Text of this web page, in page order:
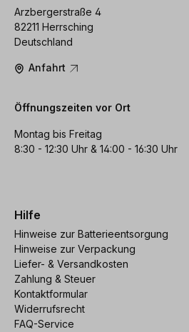
Arzbergerstraße 4
82211 Herrsching
Deutschland
Anfahrt
Öffnungszeiten vor Ort
Montag bis Freitag
8:30 - 12:30 Uhr & 14:00 - 16:30 Uhr
Hilfe
Hinweise zur Batterieentsorgung
Hinweise zur Verpackung
Liefer- & Versandkosten
Zahlung & Steuer
Kontaktformular
Widerrufsrecht
FAQ-Service